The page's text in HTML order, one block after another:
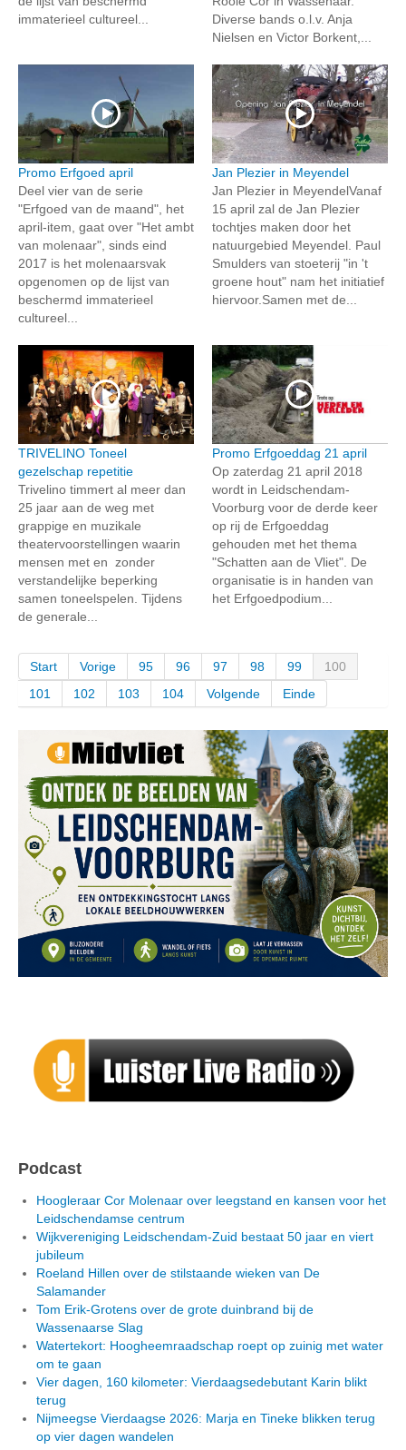
immaterieel cultureel...
Diverse bands o.l.v. Anja
Nielsen en Victor Borkent,...
Promo Erfgoed april
Deel vier van de serie
"Erfgoed van de maand", het
april-item, gaat over "Het ambt
van molenaar", sinds eind
2017 is het molenaarsvak
opgenomen op de lijst van
beschermd immaterieel
cultureel...
Jan Plezier in Meyendel
Jan Plezier in MeyendelVanaf
15 april zal de Jan Plezier
tochtjes maken door het
natuurgebied Meyendel. Paul
Smulders van stoeterij "in 't
groene hout" nam het initiatief
hiervoor.Samen met de...
TRIVELINO Toneel
gezelschap repetitie
Trivelino timmert al meer dan
25 jaar aan de weg met
grappige en muzikale
theatervoorstellingen waarin
mensen met en zonder
verstandelijke beperking
samen toneelspelen. Tijdens
de generale...
Promo Erfgoeddag 21 april
Op zaterdag 21 april 2018
wordt in Leidschendam-
Voorburg voor de derde keer
op rij de Erfgoeddag
gehouden met het thema
"Schatten aan de Vliet". De
organisatie is in handen van
het Erfgoedpodium...
Start Vorige 95 96 97 98 99
100
101
102 103 104 Volgende Einde
Podcast
Hoogleraar Cor Molenaar over leegstand en kansen voor het
Leidschendamse centrum
Wijkvereniging Leidschendam-Zuid bestaat 50 jaar en viert
jubileum
Roeland Hillen over de stilstaande wieken van De
Salamander
Tom Erik-Grotens over de grote duinbrand bij de
Wassenaarse Slag
Watertekort: Hoogheemraadschap roept op zuinig met water
om te gaan
Vier dagen, 160 kilometer: Vierdaagsedebutant Karin blikt
terug
Nijmeegse Vierdaagse 2026: Marja en Tineke blikken terug
op vier dagen wandelen